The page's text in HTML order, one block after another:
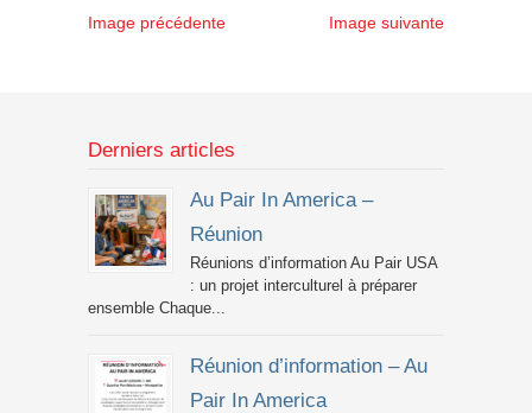
Image précédente Image suivante
Derniers articles
Au Pair In America –
Réunion
Réunions d’information Au Pair USA
: un projet interculturel à préparer
ensemble Chaque...
Réunion d’information – Au
Pair In America